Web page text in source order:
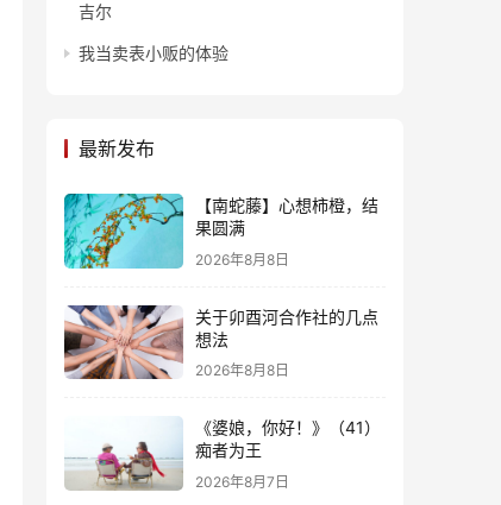
吉尔
我当卖表小贩的体验
最新发布
【南蛇藤】心想柿橙，结
果圆满
2026年8月8日
关于卯酉河合作社的几点
想法
2026年8月8日
《婆娘，你好！》（41）
痴者为王
2026年8月7日